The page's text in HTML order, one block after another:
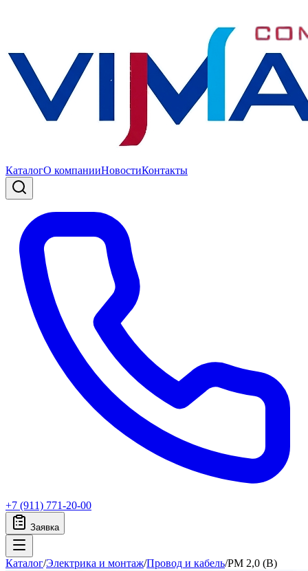
КаталогО компанииНовостиКонтакты
+7 (911) 771-20-00
Заявка
Каталог/Электрика и монтаж/Провод и кабель/PM 2,0 (B)